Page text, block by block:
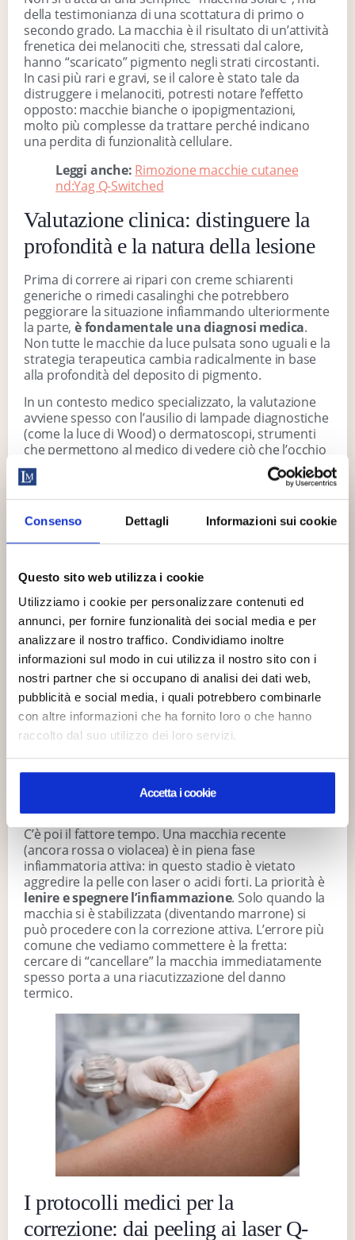
Consenso Dettagli Informazioni sui cookie
Questo sito web utilizza i cookie
Utilizziamo i cookie per personalizzare contenuti ed
annunci, per fornire funzionalità dei social media e per
analizzare il nostro traffico. Condividiamo inoltre
informazioni sul modo in cui utilizza il nostro sito con i
nostri partner che si occupano di analisi dei dati web,
pubblicità e social media, i quali potrebbero combinarle
con altre informazioni che ha fornito loro o che hanno
raccolto dal suo utilizzo dei loro servizi.
Accetta i cookie
della testimonianza di una scottatura di primo o
secondo grado. La macchia è il risultato di un’attività
frenetica dei melanociti che, stressati dal calore,
hanno “scaricato” pigmento negli strati circostanti.
In casi più rari e gravi, se il calore è stato tale da
distruggere i melanociti, potresti notare l’effetto
opposto: macchie bianche o ipopigmentazioni,
molto più complesse da trattare perché indicano
una perdita di funzionalità cellulare.
Leggi anche: Rimozione macchie cutanee
nd:Yag Q-Switched
Valutazione clinica: distinguere la
profondità e la natura della lesione
Prima di correre ai ripari con creme schiarenti
generiche o rimedi casalinghi che potrebbero
peggiorare la situazione infiammando ulteriormente
la parte, è fondamentale una diagnosi medica.
Non tutte le macchie da luce pulsata sono uguali e la
strategia terapeutica cambia radicalmente in base
alla profondità del deposito di pigmento.
In un contesto medico specializzato, la valutazione
avviene spesso con l’ausilio di lampade diagnostiche
(come la luce di Wood) o dermatoscopi, strumenti
che permettono al medico di vedere ciò che l’occhio
nudo non percepisce. Dobbiamo stabilire se la
pigmentazione è epidermica (superficiale) o dermica
(profonda).
Nel caso di una
pigmentazione epidermica, la
macchia appare marrone scuro e ben definita. Qui il
fortunatamente, tende a rispondere bene e in tempi
relativamente rapidi ai trattamenti esfolianti e
depigmentanti. Il turnover cellulare naturale, aiutato
dalla medicina estetica, eliminerà progressivamente
le cellule cariche di melanina.
Se invece ci troviamo di fronte a unapigmentazione
dermica, la macchia ha un colore grigio-bluastro o
marrone sbiadito e i contorni sono meno netti. In
questo scenario, la melanina è precipitata nel
derma, lo strato più profondo della pelle, spesso
“ingoiata” dai macrofagi (le cellule spazzine del
sistema immunitario) che la trattengono lì. Qui le
creme cosmetiche non possono arrivare; serve una
tecnologia in grado di penetrare la barriera cutanea
C’è poi il fattore tempo. Una macchia recente
(ancora rossa o violacea) è in piena fase
infiammatoria attiva: in questo stadio è vietato
aggredire la pelle con laser o acidi forti. La priorità è
lenire e spegnere l’infiammazione. Solo quando la
macchia si è stabilizzata (diventando marrone) si
può procedere con la correzione attiva. L’errore più
comune che vediamo commettere è la fretta:
cercare di “cancellare” la macchia immediatamente
spesso porta a una riacutizzazione del danno
termico.
I protocolli medici per la
correzione: dai peeling ai laser Q-
CHIUSI DALL’8
AL 23
AGOSTO
Riapriamo il 24
agosto.
Le richieste
ricevute durante la
chiusura saranno
gestite alla
riapertura.
Continua la
navigazione